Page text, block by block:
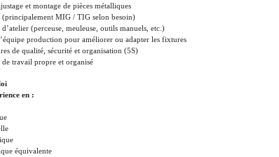
et montage de pièces métalliques
(principalement MIG / TIG selon besoin)
(perceuse, meuleuse, outils manuels, etc.)
production pour améliorer ou adapter les fixtures
de qualité, sécurité et organisation (5S)
travail propre et organisé
en :
équivalente